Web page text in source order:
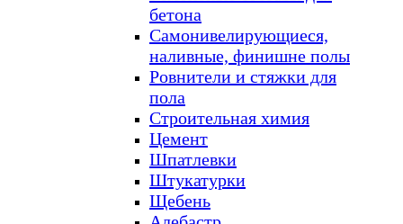
бетона
Самонивелирующиеся,
наливные, финишне полы
Ровнители и стяжки для
пола
Строительная химия
Цемент
Шпатлевки
Штукатурки
Щебень